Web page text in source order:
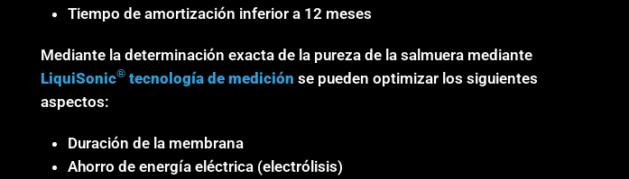
Tiempo de amortización inferior a 12 meses
Mediante la determinación exacta de la pureza de la salmuera mediante
LiquiSonic® tecnología de medición se pueden optimizar los siguientes
aspectos:
Duración de la membrana
Ahorro de energía eléctrica (electrólisis)